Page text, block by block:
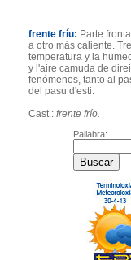
frente fríu: Parte
a otro más caliente.
temperatura y la
y l'aire camuda de
fenómenos, tanto al
del pasu d'esti.
Cast.: frente frío.
Pallabra: